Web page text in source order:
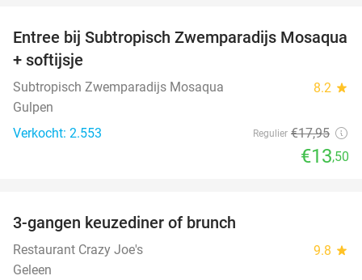
25%
Entree bij Subtropisch Zwemparadijs Mosaqua
+ softijsje
Subtropisch Zwemparadijs Mosaqua 8.2 star
Gulpen
Verkocht: 2.553
Regulier €17,95
€13,50
3-gangen keuzediner of brunch
Restaurant Crazy Joe's 9.8 star
Geleen